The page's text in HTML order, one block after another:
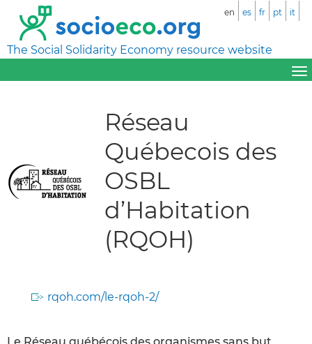
The Social Solidarity Economy resource website
en es fr pt it
Réseau
Québecois des
OSBL
d’Habitation
(RQOH)
rqoh.com/le-rqoh-2/
Le Réseau québécois des organismes sans but